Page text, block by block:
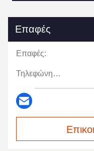
Επαφές
Επαφές:
Τηλεφώνημα: